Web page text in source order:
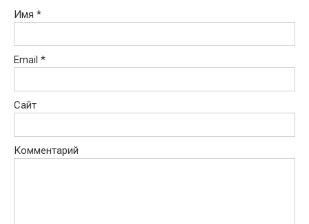
Имя *
Email *
Сайт
Комментарий